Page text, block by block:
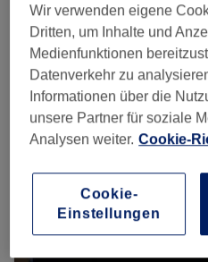
Mehr Salons anzeigen
Wir verwenden eigene
Dritten, um Inhalte und
Medienfunktionen
Datenverkehr zu
Informationen über die
unsere Partner für soziale
Analysen weiter. Cookie-
Cookie-
Einstellungen